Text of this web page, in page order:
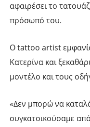
αφαιρέσει το
πρόσωπό του.
Ο tattoo artist
Κατερίνα και
μοντέλο και τους
«Δεν μπορώ να
συγκατοικούσαμε